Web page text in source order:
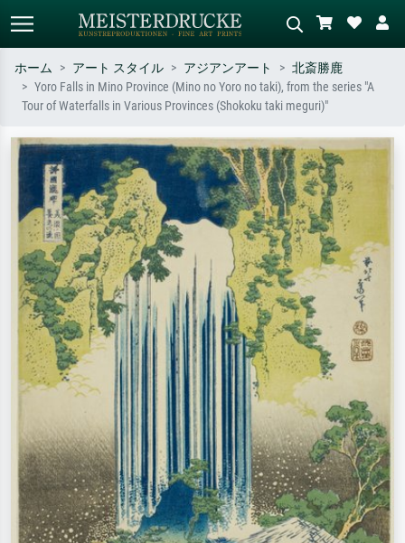
標準検索 AI画像検索
– 例：モネ、星月夜、印象派、北
斎の波、ヌード。
緑の草原、赤の多い抽象画、暗い
油絵、木のそばの立ち姿のヌー
ド。
ホーム アート スタイル アジアンアート
北斎勝鹿
Yoro Falls in Mino Province (Mino no Yoro no taki), from the series "A
Tour of Waterfalls in Various Provinces (Shokoku taki meguri)"